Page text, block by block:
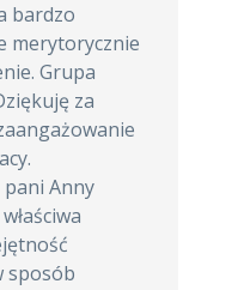
bardzo
merytorycznie
Grupa
za
Anny
sposób